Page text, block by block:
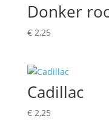
Donker
€2,25
Cadillac
€2,25